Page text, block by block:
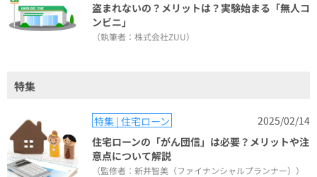
盗まれないの？メリットは？実験始まる「無人コ
ンビニ」
（執筆者：株式会社ZUU）
特集
特集 | 住宅ローン
2025/02/14
住宅ローンの「がん団信」は必要？メリットや注
意点について解説
（監修者：新井智美（ファイナンシャルプランナー））